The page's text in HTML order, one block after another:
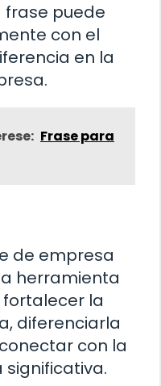
puede
con el
en la
Frase para
de empresa
herramienta
la
diferenciarla
con la